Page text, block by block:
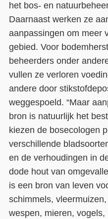
het bos- en
Daarnaast werken ze
aanpassingen om meer
gebied. Voor
beheerders onder
vullen ze verloren
andere door
weggespoeld. “Maar
bron is natuurlijk het
kiezen de bosecologen
verschillende
en de verhoudingen in
dode hout van
is een bron van leven
schimmels,
wespen, mieren, vogels,